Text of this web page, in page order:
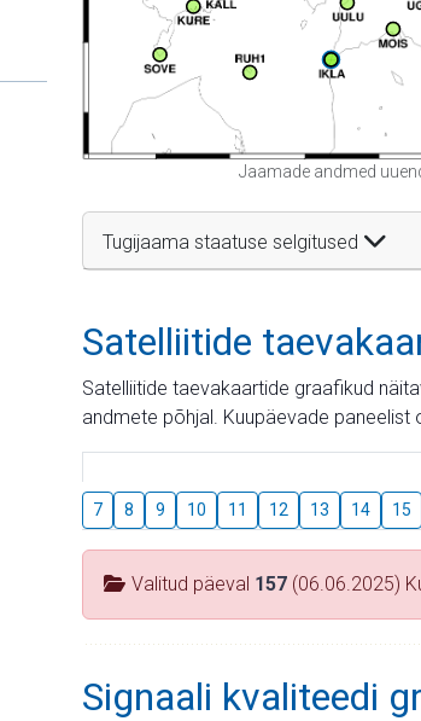
alammenüü
Jaamade andmed
Tugijaama staatuse selgitused
Satelliitide
Satelliitide taevakaartide graafikud
andmete põhjal. Kuupäevade
7 8 9 10 11 12 13 14 15
Valitud päeval 157 (06.06.2025)
Signaali kvaliteedi